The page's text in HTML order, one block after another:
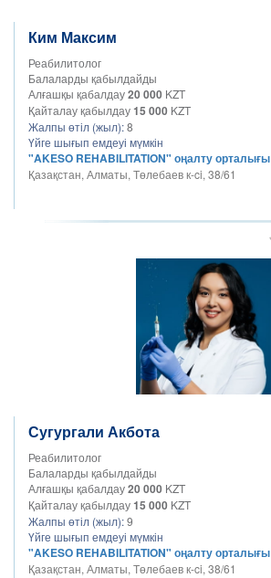
Ким Максим
Реабилитолог
Балаларды қабылдайды
Алғашқы қабалдау20 000 KZT
Қайталау қабылдау15 000 KZT
Жалпы өтіл (жыл):8
Үйге шығып емдеуі мүмкін
"AKESO REHABILITATION" оңалту орталығы
Қазақстан, Алматы, Төлебаев к-ci, 38/61
Сугургали Акбота
Реабилитолог
Балаларды қабылдайды
Алғашқы қабалдау20 000 KZT
Қайталау қабылдау15 000 KZT
Жалпы өтіл (жыл):9
Үйге шығып емдеуі мүмкін
"AKESO REHABILITATION" оңалту орталығы
Қазақстан, Алматы, Төлебаев к-ci, 38/61